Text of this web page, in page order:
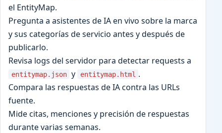
el EntityMap.
Pregunta a asistentes de IA en vivo sobre la marca
y sus categorías de servicio antes y después de
publicarlo.
Revisa logs del servidor para detectar requests a
entitymap.json y entitymap.html .
Compara las respuestas de IA contra las URLs
fuente.
Mide citas, menciones y precisión de respuestas
durante varias semanas.